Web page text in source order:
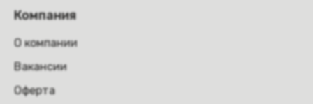
Компания
О компании
Вакансии
Оферта